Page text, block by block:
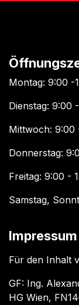
Montag: 9:00 -
Dienstag: 9:00
Mittwoch: 9:00
Donnerstag:
Freitag: 9:00 -
Samstag,
Impressum
Für den Inhalt
GF: Ing.
HG Wien,